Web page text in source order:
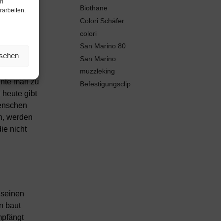
man zu
heute gibt
werden
nicht
baut
Biothane
Colori Schäfer
colori
San Marino 80
San Marino
muzzleking
Befestigungsclip